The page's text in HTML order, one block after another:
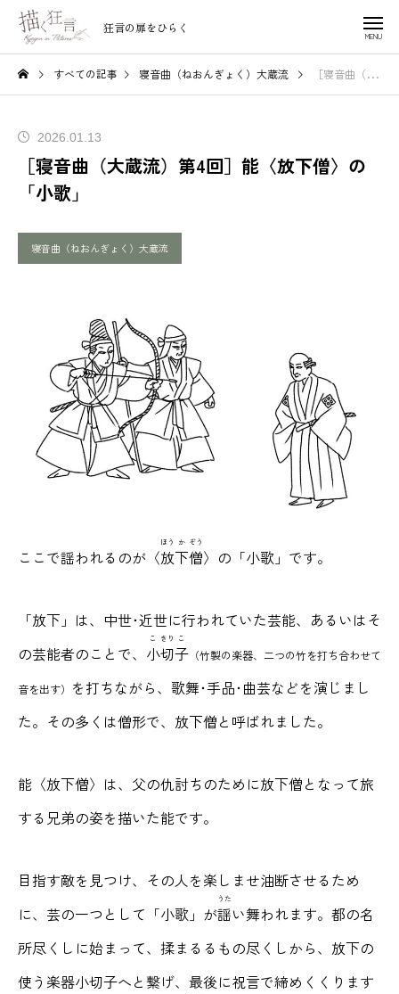
狂言の扉をひらく
すべての記事 寝音曲（ねおんぎょく）大蔵流 ［寝音曲（大蔵
2026.01.13
［寝音曲（大蔵流）第4回］能〈放下僧〉の
「小歌」
寝音曲（ねおんぎょく）大蔵流
ここで謡われるのが〈放
ほう
下
か
僧
ぞう
〉の「小歌」です。
「放下」は、中世･近世に行われていた芸能、あるいはそ
の芸能者のことで、 小
こ
切
きり
子
こ
（竹製の楽器、二つの竹を打ち合わせて
音を出す） を打ちながら、歌舞･手品･曲芸などを演じまし
た。その多くは僧形で、放下僧と呼ばれました。
能〈放下僧〉は、父の仇討ちのために放下僧となって旅
する兄弟の姿を描いた能です。
目指す敵を見つけ、その人を楽しませ油断させるため
に、芸の一つとして「小歌」が謡
うた
い舞われます。都の名
所尽くしに始まって、揉まるるもの尽くしから、放下の
使う楽器小切子へと繋げ、最後に祝言で締めくくります